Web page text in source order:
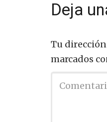
Deja
Tu
marcados